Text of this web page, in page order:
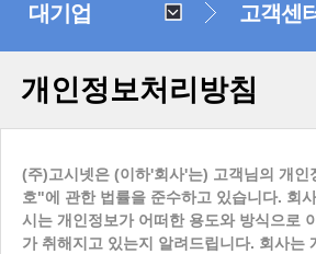
대기업 고객센
개인정보처리방침
(주)고시넷은 (이하'회사'는) 고객님의 개
호"에 관한 법률을 준수하고 있습니다. 회
시는 개인정보가 어떠한 용도와 방식으로
가 취해지고 있는지 알려드립니다. 회사는